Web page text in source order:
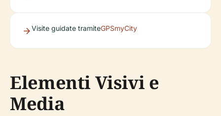
Visite guidate tramiteGPSmyCity
Elementi Visivi e
Media